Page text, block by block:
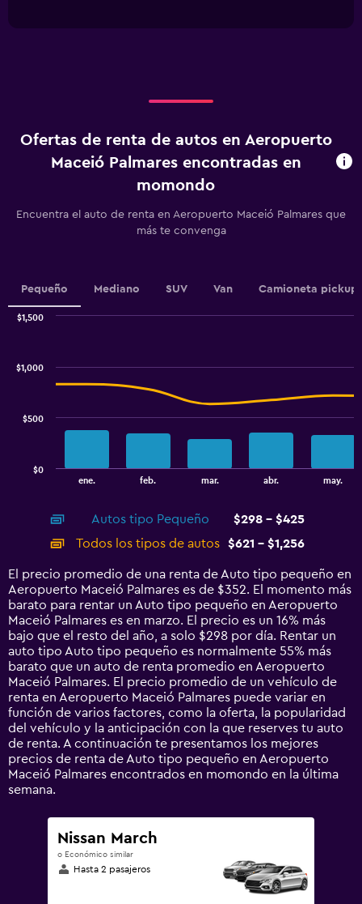
la
renta.
Range:
The
axis
displaying
values.
to
Ofertas de renta de autos en Aeropuerto
Maceió Palmares encontradas en
momondo
Encuentra el auto de renta en Aeropuerto Maceió Palmares que
más te convenga
Pequeño Mediano SUV Van Camioneta pickup
displaying
categories.
14
categories.
The
chart
has
1
Y
axis
displaying
values.
Range:
0
to
1500.
ene. feb. mar. abr. may.
$0
$500
$1,000
$1,500
Autos tipo Pequeño
$298 - $425
Todos los tipos de autos
$621 - $1,256
El precio promedio de una renta de Auto tipo pequeño en
Aeropuerto Maceió Palmares es de $352. El momento más
barato para rentar un Auto tipo pequeño en Aeropuerto
Maceió Palmares es en marzo. El precio es un 16% más
bajo que el resto del año, a solo $298 por día. Rentar un
auto tipo Auto tipo pequeño es normalmente 55% más
barato que un auto de renta promedio en Aeropuerto
Maceió Palmares. El precio promedio de un vehículo de
renta en Aeropuerto Maceió Palmares puede variar en
función de varios factores, como la oferta, la popularidad
del vehículo y la anticipación con la que reserves tu auto
de renta. A continuación te presentamos los mejores
precios de renta de Auto tipo pequeño en Aeropuerto
Maceió Palmares encontrados en momondo en la última
semana.
Nissan March
o Económico similar
Hasta 2 pasajeros